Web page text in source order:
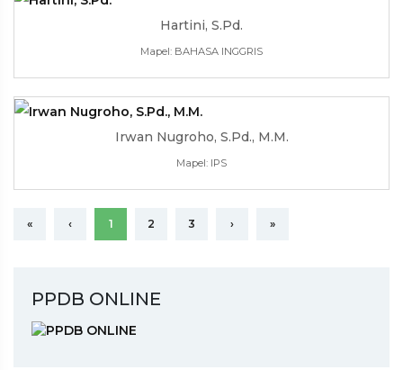
Hartini, S.Pd.
Mapel: BAHASA INGGRIS
Irwan Nugroho, S.Pd., M.M.
Mapel: IPS
« ‹ 1 2 3 › »
PPDB ONLINE